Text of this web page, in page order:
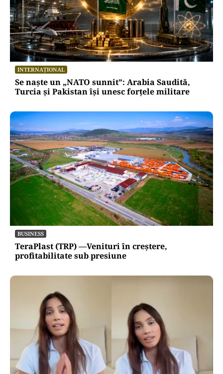
INTERNAȚIONAL
Se naște un „NATO sunnit”: Arabia Saudită,
Turcia și Pakistan își unesc forțele militare
BUSINESS
TeraPlast (TRP) —Venituri în creștere,
profitabilitate sub presiune